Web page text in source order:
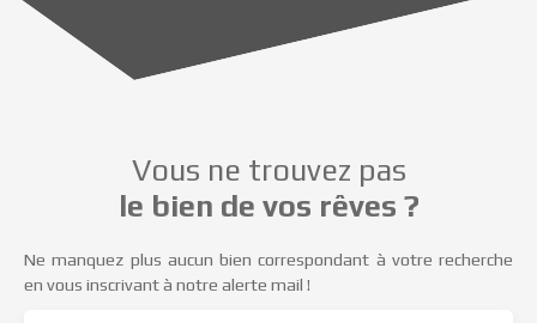
Vous ne trouvez pas
le bien de vos rêves ?
Ne manquez plus aucun bien correspondant à votre recherche
en vous inscrivant à notre alerte mail !